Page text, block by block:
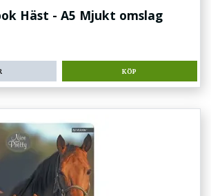
Häst - A5 Mjukt omslag